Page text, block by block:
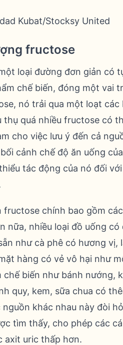
Kubat/Stocksy United
fructose
loại đường đơn giản có
chế biến, đóng một vai
nó trải qua một loạt
thụ quá nhiều fructose có
cho việc lưu ý đến cả
cảnh chế độ ăn uống
tác động của nó đối
fructose chính bao gồm
nữa, nhiều loại đồ uống
như cà phê có hương
hàng có vẻ vô hại như
chế biến như bánh nướng,
quy, kem, sữa chua có
nguồn khác nhau này đòi
tìm thấy, cho phép các
axit uric thấp hơn.